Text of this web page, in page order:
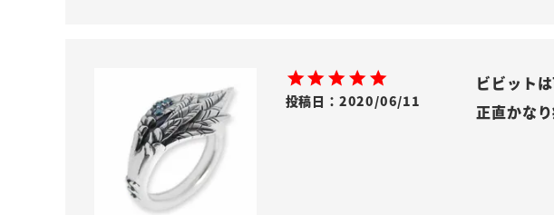
投稿日 2020/06/11
ビビット
正直かな